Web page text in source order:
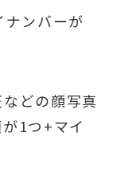
ナンバーが
どの顔写真
1つ+マイ